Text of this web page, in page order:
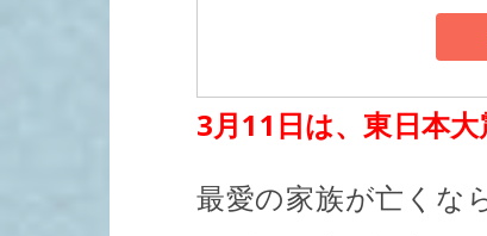
3月11日は、東日本
最愛の家族が亡くな